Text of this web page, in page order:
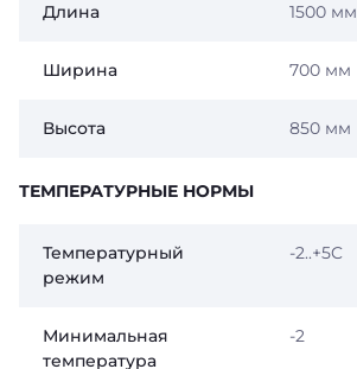
Длина 1500 мм
Ширина 700 мм
Высота 850 мм
ТЕМПЕРАТУРНЫЕ НОРМЫ
Температурный
режим
-2..+5C
Минимальная
температура
-2